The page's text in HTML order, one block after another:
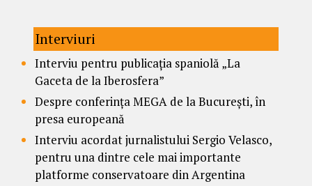
Interviuri
Interviu pentru publicația spaniolă „La
Gaceta de la Iberosfera”
Despre conferința MEGA de la București, în
presa europeană
Interviu acordat jurnalistului Sergio Velasco,
pentru una dintre cele mai importante
platforme conservatoare din Argentina